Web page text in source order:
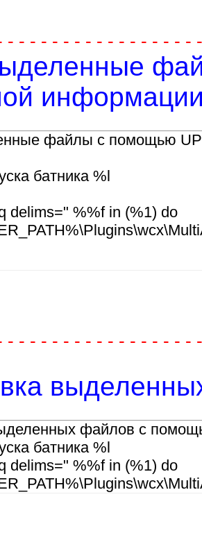
- - - - - - - - - - - - - - - -
файлы с помощью
батника %l
delims=" %%f in (%1) do
- - - - - - - - - - - - - - - -
файлов с
батника %l
delims=" %%f in (%1) do